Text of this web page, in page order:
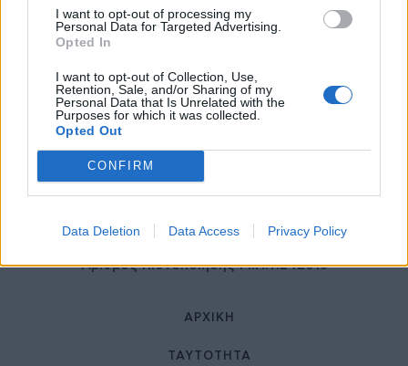
I want to opt-out of processing my
Personal Data for Targeted Advertising.
Opted In
I want to opt-out of Collection, Use,
Retention, Sale, and/or Sharing of my
Personal Data that Is Unrelated with the
Purposes for which it was collected.
Opted Out
CONFIRM
Data Deletion Data Access Privacy Policy
© HealthStories - All rights reserved.
Αριθμός Πιστοποίησης Μ.Η.Τ.242013
ΑΡΧΙΚΉ
ΤΑΥΤΌΤΗΤΑ